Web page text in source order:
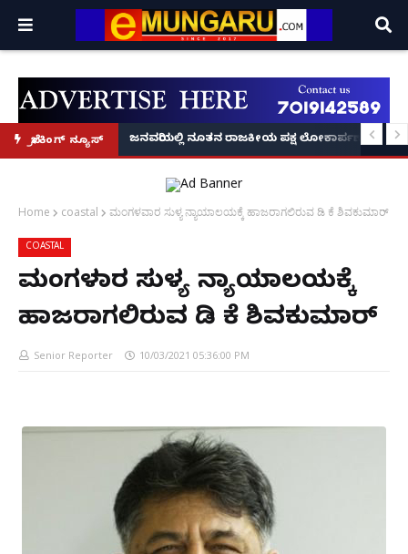
ಬ್ರೇಕಿಂಗ್ ನ್ಯೂಸ್
ಕಥೆ!
8 ಅಡಿಗೂ ಹೆಚ್ಚು ಉದ್ದದ ಕೂದಲು ಬೆಳೆಸಿ ಗಿನ್ನಿಸ್ ವಿಶ್ವ ದಾಖಲೆ ಬರೆದ ಭಾರತದ ರೇಣು
ಜನವರಿಯಲ್ಲಿ ನೂತನ ರಾಜಕೀಯ ಪಕ್ಷ ಲೋಕಾರ್ಪಣೆ – ನಟ
Home coastal ಮಂಗಳವಾರ ಸುಳ್ಯ ನ್ಯಾಯಾಲಯಕ್ಕೆ ಹಾಜರಾಗಲಿರುವ ಡಿ ಕೆ ಶಿವಕುಮಾರ್
COASTAL
ಮಂಗಳವಾರ ಸುಳ್ಯ ನ್ಯಾಯಾಲಯಕ್ಕೆ
ಹಾಜರಾಗಲಿರುವ ಡಿ ಕೆ ಶಿವಕುಮಾರ್
Senior Reporter 10/03/2021 05:36:00 PM